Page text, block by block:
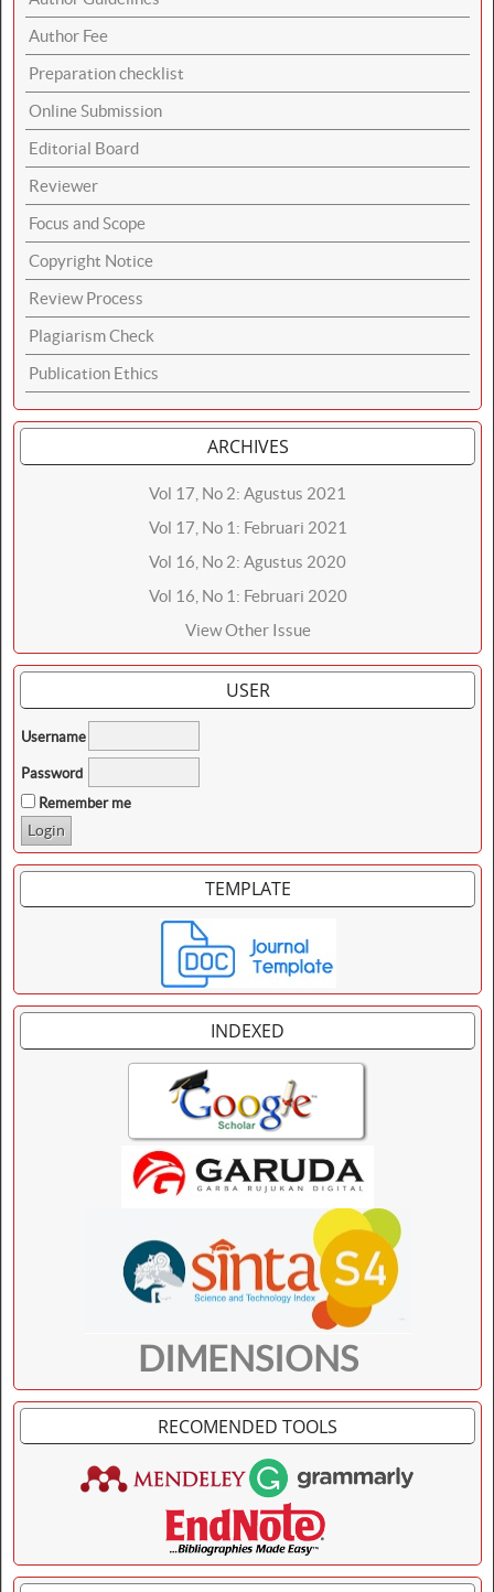
Author Fee
Preparation checklist
Online Submission
Editorial Board
Reviewer
Focus and Scope
Copyright Notice
Review Process
Plagiarism Check
Publication Ethics
ARCHIVES
Vol 17, No 2: Agustus 2021
Vol 17, No 1: Februari 2021
Vol 16, No 2: Agustus 2020
Vol 16, No 1: Februari 2020
View Other Issue
USER
Username
Password
Remember me
TEMPLATE
INDEXED
DIMENSIONS
RECOMENDED TOOLS